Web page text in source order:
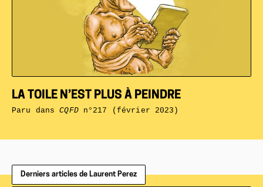
LA TOILE N’EST PLUS À PEINDRE
Paru dansCQFDn°217 (février 2023)
Derniers articles de Laurent Perez